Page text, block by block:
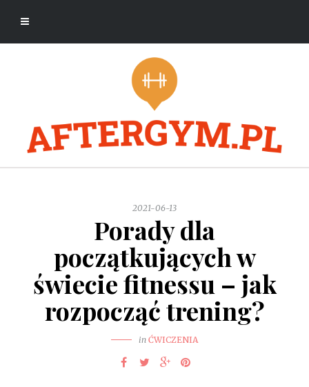
2021-06-13
Porady dla
początkujących w
świecie fitnessu – jak
rozpocząć trening?
in ĆWICZENIA